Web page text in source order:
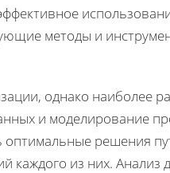
методы и
однако наиболее
и моделирование
решения
каждого из них.